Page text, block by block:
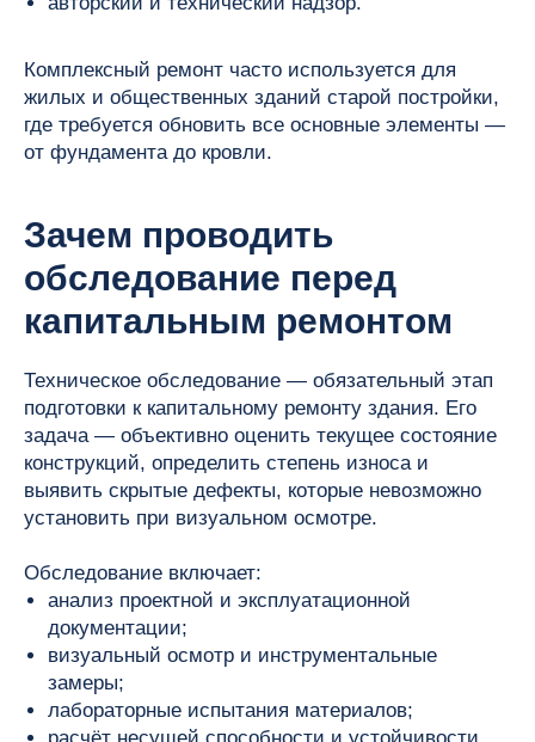
Комплексный ремонт часто используется для
жилых и общественных зданий старой постройки,
где требуется обновить все основные элементы —
от фундамента до кровли.
Зачем проводить
обследование перед
капитальным ремонтом
Техническое обследование — обязательный этап
подготовки к капитальному ремонту здания. Его
задача — объективно оценить текущее состояние
конструкций, определить степень износа и
выявить скрытые дефекты, которые невозможно
установить при визуальном осмотре.
Обследование включает:
анализ проектной и эксплуатационной
документации;
визуальный осмотр и инструментальные
замеры;
лабораторные испытания материалов;